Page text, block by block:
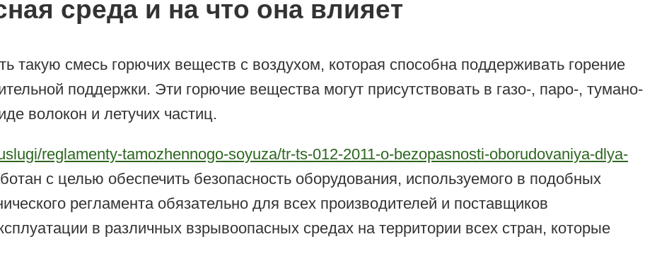
среда и на что она влияет
такую смесь горючих веществ с воздухом, которая способна поддерживать горение
поддержки. Эти горючие вещества могут присутствовать в газо-, паро-, тумано-
волокон и летучих частиц.
reglamenty-tamozhennogo-soyuza/tr-ts-012-2011-o-bezopasnosti-oborudovaniya-dlya-
с целью обеспечить безопасность оборудования, используемого в подобных
регламента обязательно для всех производителей и поставщиков
в различных взрывоопасных средах на территории всех стран, которые